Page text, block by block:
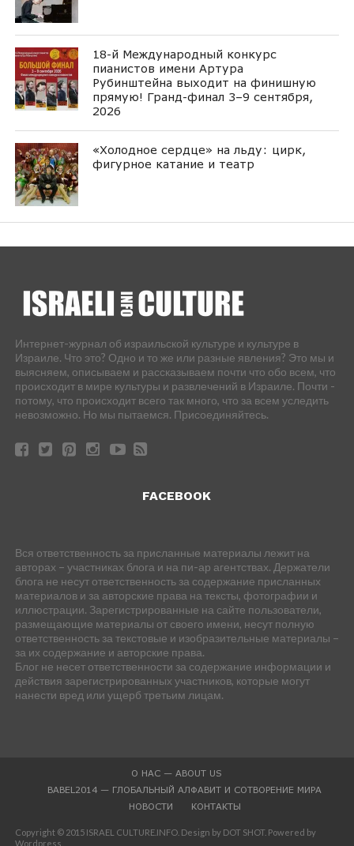
18-й Международный конкурс
пианистов имени Артура
Рубинштейна выходит на финишную
прямую! Гранд-финал 3–9 сентября,
2026
«Холодное сердце» на льду: цирк,
фигурное катание и театр
Интернет-журнал об израильской культуре и культуре в
Израиле. Что это? Одно и то же или разные явления? Это мы и
выясняем, описываем и рассказываем почти что обо всем, что
происходит в мире культуры и развлечений в Израиле. Почти -
потому, что происходит всего так много, что за всем уследить
невозможно. Но мы пытаемся. Присоединяйтесь.
FACEBOOK
Вся ответственность за присланные материалы лежит на
авторах – участниках блога и на пи-ар агентствах. Держатели
блога не несут ответственность за содержание присланных
материалов и за авторские права на тексты, фотографии и
иллюстрации. Зарегистрированные на сайте пользователи,
размещающие материалы от своего имени, несут полную
ответственность за текстовые и изобразительные материалы –
за их содержание и авторские права.
Блог не несет ответственности за содержание информации и
действия зарегистрированных участников, которые могут
нанести вред или ущерб третьим лицам.
О НАС — ABOUT US
BABEL2014 — ГЛОБАЛЬНЫЙ АЛФАВИТ И СОТВОРЕНИЕ МИРА
НОВОСТИ
КОНТАКТЫ
Copyright © 2015 ISRAEL CULTURE.INFO. Design by DOT SHOT. Powered by
Wordpress.